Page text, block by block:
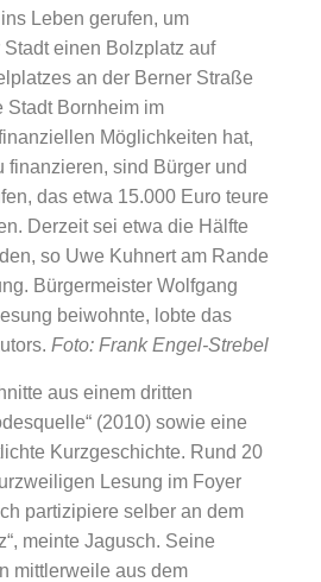
Leben gerufen, um
einen Bolzplatz auf
an der Berner Straße
Stadt Bornheim im
Möglichkeiten hat,
finanzieren, sind Bürger und
das etwa 15.000 Euro teure
Derzeit sei etwa die Hälfte
so Uwe Kuhnert am Rande
Bürgermeister Wolfgang
beiwohnte, lobte das
Foto: Frank Engel-Strebel
aus einem dritten
(2010) sowie eine
Kurzgeschichte. Rund 20
Lesung im Foyer
partizipiere selber an dem
meinte Jagusch. Seine
mittlerweile aus dem